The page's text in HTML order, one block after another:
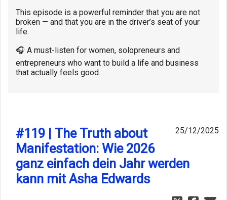
This episode is a powerful reminder that you are not
broken — and that you are in the driver’s seat of your
life.
🎧 A must-listen for women, solopreneurs and
entrepreneurs who want to build a life and business
that actually feels good.
25/12/2025
#119 | The Truth about
Manifestation: Wie 2026
ganz einfach dein Jahr werden
kann mit Asha Edwards